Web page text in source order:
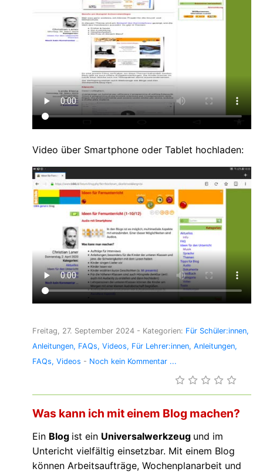
Video über Smartphone oder Tablet hochladen:
Freitag, 27. September 2024 - Kategorien: Für Schüler:innen
Anleitungen FAQs Videos Für Lehrer:innen Anleitungen
FAQs Videos - Noch kein Kommentar ...
Was kann ich mit einem Blog machen?
Ein Blog ist ein Universalwerkzeug und im
Untericht vielfältig einsetzbar. Mit einem Blog
können Arbeitsaufträge, Wochenplanarbeit und